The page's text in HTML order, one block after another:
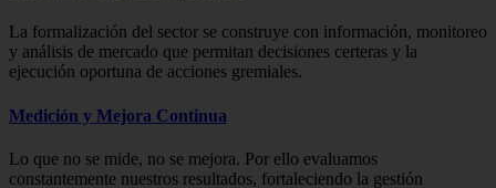
La formalización del sector se construye con información, monitoreo
y análisis de mercado que permitan decisiones certeras y la
ejecución oportuna de acciones gremiales.
Medición y Mejora Continua
Lo que no se mide, no se mejora. Por ello evaluamos
constantemente nuestros resultados, fortaleciendo la gestión